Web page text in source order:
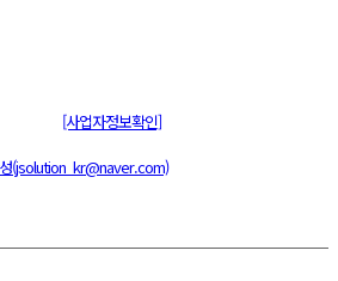
[사업자정보확인]
(jsolution_kr@naver.com)